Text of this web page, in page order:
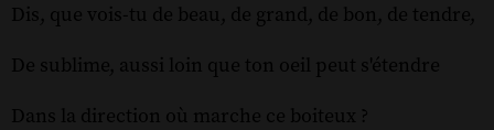
Dis, que vois-tu de beau, de grand, de bon, de tendre,
De sublime, aussi loin que ton oeil peut s'étendre
Dans la direction où marche ce boiteux ?